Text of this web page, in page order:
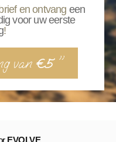
en ontvang een
voor uw eerste
!
van €5"